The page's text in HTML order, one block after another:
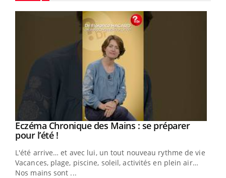
Youtube
Eczéma Chronique des Mains : se préparer
pour l’été !Youtube
L'été arrive… et avec lui, un tout nouveau rythme de vie !
Vacances, plage, piscine, soleil, activités en plein air…
Nos mains sont ...
Youtube
Diabète & Ramadan 2026Youtube
Le Ramadan approche, et, pour de nombreuses
personnes atteintes de diabète, c'est une période de
questions, de défis, mais ...